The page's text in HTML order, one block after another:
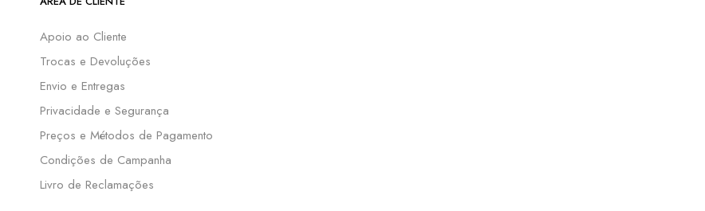
Apoio ao Cliente
Trocas e Devoluções
Envio e Entregas
Privacidade e Segurança
Preços e Métodos de Pagamento
Condições de Campanha
Livro de Reclamações